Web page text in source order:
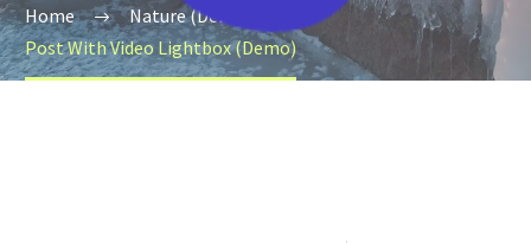
Home
Nature (Demo)
Post With Video Lightbox (Demo)